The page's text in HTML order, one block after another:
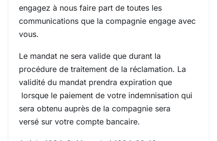
engagez à nous faire part de toutes les
communications que la compagnie engage avec
vous.
Le mandat ne sera valide que durant la
procédure de traitement de la réclamation. La
validité du mandat prendra expiration que
lorsque le paiement de votre indemnisation qui
sera obtenu auprès de la compagnie sera
versé sur votre compte bancaire.